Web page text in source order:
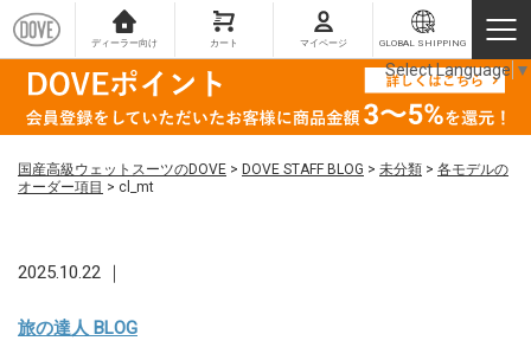
ディーラー向け カート マイページ GLOBAL SHIPPING
国産高級ウェットスーツのDOVE > DOVE STAFF BLOG > 未分類 > 各モデルの
オーダー項目 > cl_mt
2025.10.22 ｜
旅の達人 BLOG
Select Language ▼